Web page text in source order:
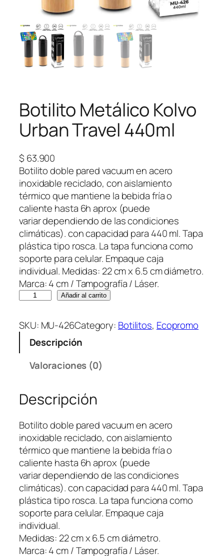
Botilito Metálico Kolvo
Urban Travel 440ml
$ 63.900
Botilito doble pared vacuum en acero
inoxidable reciclado, con aislamiento
térmico que mantiene la bebida fría o
caliente hasta 6h aprox (puede
variar dependiendo de las condiciones
climáticas). con capacidad para 440 ml. Tapa
plástica tipo rosca. La tapa funciona como
soporte para celular. Empaque caja
individual. Medidas: 22 cm x 6.5 cm diámetro.
Marca: 4 cm / Tampografía / Láser.
t
i
M
e
t
á
l
i
c
o
K
o
l
v
o
Añadir al carrito
SKU: MU-426Category: Botilitos, Ecopromo
Descripción
Valoraciones (0)
Descripción
Botilito doble pared vacuum en acero
inoxidable reciclado, con aislamiento
térmico que mantiene la bebida fría o
caliente hasta 6h aprox (puede
variar dependiendo de las condiciones
climáticas). con capacidad para 440 ml. Tapa
plástica tipo rosca. La tapa funciona como
soporte para celular. Empaque caja
individual.
Medidas: 22 cm x 6.5 cm diámetro.
Marca: 4 cm / Tampografía / Láser.